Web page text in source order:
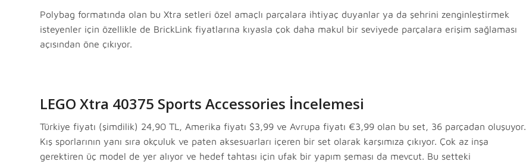
Polybag formatında olan bu Xtra setleri özel amaçlı parçalara ihtiyaç duyanlar ya da şehrini zenginleştirmek
isteyenler için özellikle de BrickLink fiyatlarına kıyasla çok daha makul bir seviyede parçalara erişim sağlaması
açısından öne çıkıyor.
LEGO Xtra 40375 Sports Accessories İncelemesi
Türkiye fiyatı (şimdilik) 24,90 TL, Amerika fiyatı $3,99 ve Avrupa fiyatı €3,99 olan bu set, 36 parçadan oluşuyor.
Kış sporlarının yanı sıra okçuluk ve paten aksesuarları içeren bir set olarak karşımıza çıkıyor. Çok az inşa
gerektiren üç model de yer alıyor ve hedef tahtası için ufak bir yapım şeması da mevcut. Bu setteki